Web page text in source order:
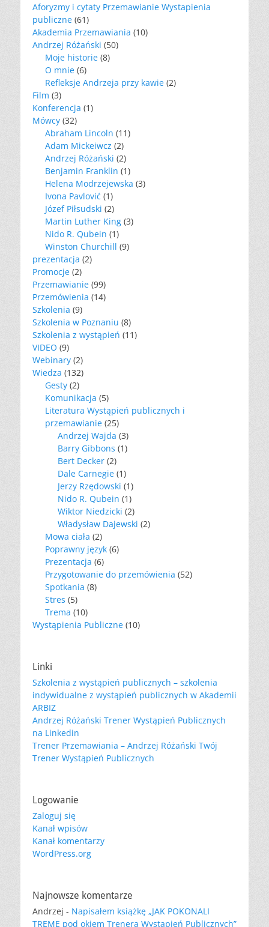
Aforyzmy i cytaty Przemawianie Wystapienia
publiczne (61)
Akademia Przemawiania (10)
Andrzej Różański (50)
Moje historie (8)
O mnie (6)
Refleksje Andrzeja przy kawie (2)
Film (3)
Konferencja (1)
Mówcy (32)
Abraham Lincoln (11)
Adam Mickeiwcz (2)
Andrzej Różański (2)
Benjamin Franklin (1)
Helena Modrzejewska (3)
Ivona Pavlović (1)
Józef Piłsudski (2)
Martin Luther King (3)
Nido R. Qubein (1)
Winston Churchill (9)
prezentacja (2)
Promocje (2)
Przemawianie (99)
Przemówienia (14)
Szkolenia (9)
Szkolenia w Poznaniu (8)
Szkolenia z wystąpień (11)
VIDEO (9)
Webinary (2)
Wiedza (132)
Gesty (2)
Komunikacja (5)
Literatura Wystąpień publicznych i
przemawianie (25)
Andrzej Wajda (3)
Barry Gibbons (1)
Bert Decker (2)
Dale Carnegie (1)
Jerzy Rzędowski (1)
Nido R. Qubein (1)
Wiktor Niedzicki (2)
Władysław Dajewski (2)
Mowa ciała (2)
Poprawny język (6)
Prezentacja (6)
Przygotowanie do przemówienia (52)
Spotkania (8)
Stres (5)
Trema (10)
Wystąpienia Publiczne (10)
Linki
Szkolenia z wystąpień publicznych – szkolenia
indywidualne z wystąpień publicznych w Akademii
ARBIZ
Andrzej Różański Trener Wystąpień Publicznych
na Linkedin
Trener Przemawiania – Andrzej Różański Twój
Trener Wystąpień Publicznych
Logowanie
Zaloguj się
Kanał wpisów
Kanał komentarzy
WordPress.org
Najnowsze komentarze
Andrzej - Napisałem książkę „JAK POKONALI
TREMĘ pod okiem Trenera Wystąpień Publicznych”